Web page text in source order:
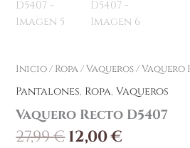
Inicio/ Ropa/Vaqueros/ Vaquero
Pantalones, Ropa,Vaqueros
Vaquero Recto D5407
27,99€12,00€